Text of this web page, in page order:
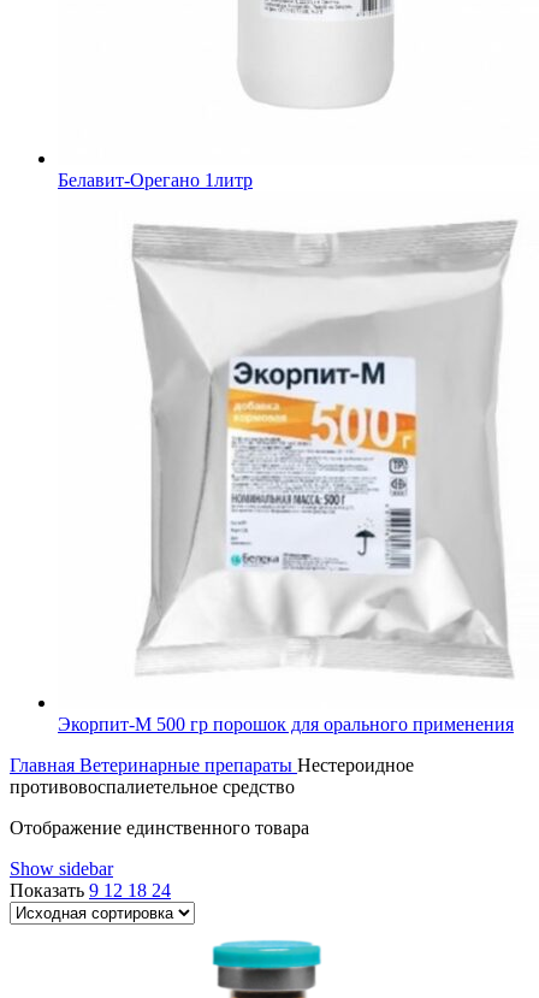
Белавит-Орегано 1литр
Экорпит-М 500 гр порошок для орального применения
Главная Ветеринарные препараты Нестероидное
противовоспалиетельное средство
Отображение единственного товара
Show sidebar
Показать 9 12 18 24